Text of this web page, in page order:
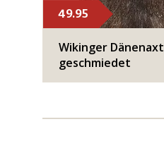
49.95
Wikinger Dänenaxt
geschmiedet